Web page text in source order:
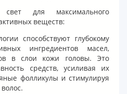
свет для максимального
веществ:
способствуют глубокому
ингредиентов масел,
в слои кожи головы. Это
средств, усиливая их
фолликулы и стимулируя